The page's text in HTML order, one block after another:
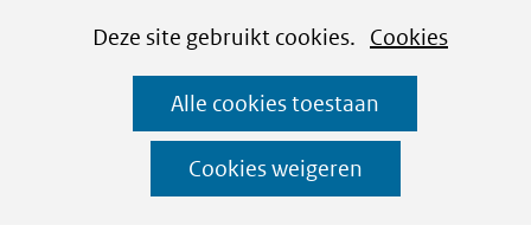
CookiesDeze site gebruikt cookies. Cookies
Alle cookies toestaan
Cookies weigeren
Ga
naar
de
inhoud